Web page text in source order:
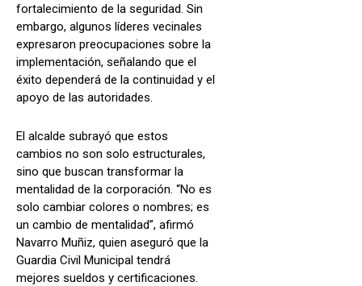
fortalecimiento de la seguridad. Sin
embargo, algunos líderes vecinales
expresaron preocupaciones sobre la
implementación, señalando que el
éxito dependerá de la continuidad y el
apoyo de las autoridades.
El alcalde subrayó que estos
cambios no son solo estructurales,
sino que buscan transformar la
mentalidad de la corporación. “No es
solo cambiar colores o nombres; es
un cambio de mentalidad”, afirmó
Navarro Muñiz, quien aseguró que la
Guardia Civil Municipal tendrá
mejores sueldos y certificaciones.